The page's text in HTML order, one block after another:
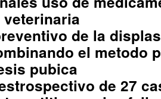
de la
el metodo
pubica
de 27